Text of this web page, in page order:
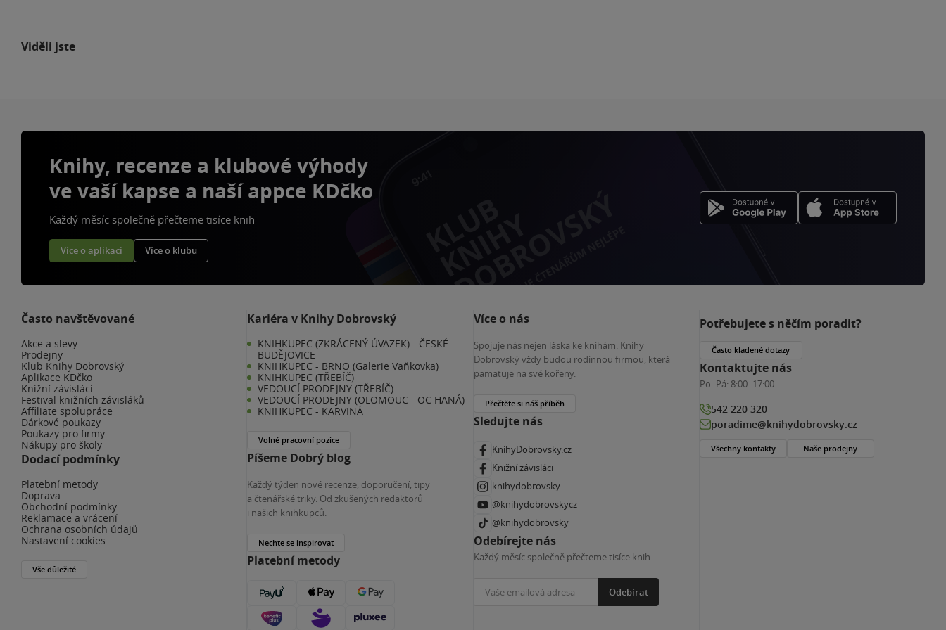
Viděli jste
Knihy, recenze a klubové výhody
ve vaší kapse a naší appce KDčko
Každý měsíc společně přečteme tisíce knih
Více o aplikaci Více o klubu
Často navštěvované
Akce a slevy
Prodejny
Klub Knihy Dobrovský
Aplikace KDčko
Knižní závisláci
Festival knižních závisláků
Affiliate spolupráce
Dárkové poukazy
Poukazy pro firmy
Nákupy pro školy
Dodací podmínky
Platební metody
Doprava
Obchodní podmínky
Reklamace a vrácení
Ochrana osobních údajů
Nastavení cookies
Vše důležité
Kariéra v Knihy Dobrovský
KNIHKUPEC (ZKRÁCENÝ ÚVAZEK) - ČESKÉ
BUDĚJOVICE
KNIHKUPEC - BRNO (Galerie Vaňkovka)
KNIHKUPEC (TŘEBÍČ)
VEDOUCÍ PRODEJNY (TŘEBÍČ)
VEDOUCÍ PRODEJNY (OLOMOUC - OC HANÁ)
KNIHKUPEC - KARVINÁ
Volné pracovní pozice
Píšeme Dobrý blog
Každý týden nové recenze, doporučení, tipy
a čtenářské triky. Od zkušených redaktorů
i našich knihkupců.
Nechte se inspirovat
Platební metody
Více o nás
Spojuje nás nejen láska ke knihám. Knihy
Dobrovský vždy budou rodinnou firmou, která
pamatuje na své kořeny.
Přečtěte si náš příběh
Sledujte nás
KnihyDobrovsky.cz
Knižní závisláci
knihydobrovsky
@knihydobrovskycz
@knihydobrovsky
Odebírejte nás
Každý měsíc společně přečteme tisíce knih
Odebírat
Potřebujete s něčím poradit?
Často kladené dotazy
Kontaktujte nás
Po–Pá: 8:00–17:00
542 220 320
poradime@knihydobrovsky.cz
Všechny kontakty Naše prodejny